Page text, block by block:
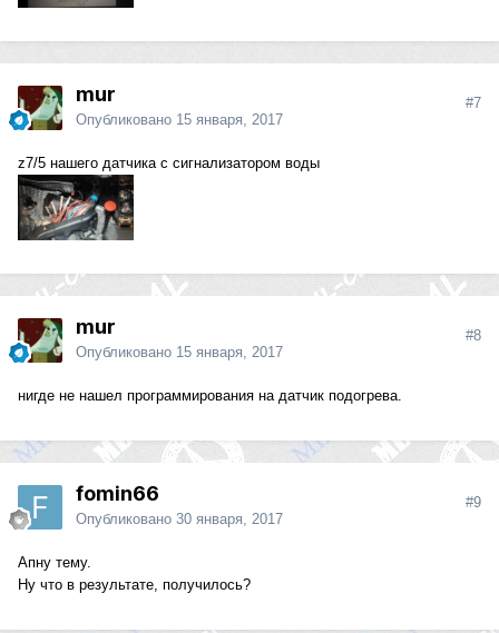
mur
Опубликовано 15 января, 2017
#7
z7/5 нашего датчика с сигнализатором воды
mur
Опубликовано 15 января, 2017
#8
нигде не нашел программирования на датчик подогрева.
fomin66
Опубликовано 30 января, 2017
#9
Апну тему.
Ну что в результате, получилось?